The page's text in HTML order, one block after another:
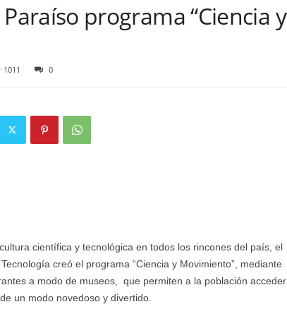
programa “Ciencia y
1011 0
científica y tecnológica en todos los rincones del país, el
creó el programa “Ciencia y Movimiento”, mediante
a modo de museos, que permiten a la población acceder
un modo novedoso y divertido.